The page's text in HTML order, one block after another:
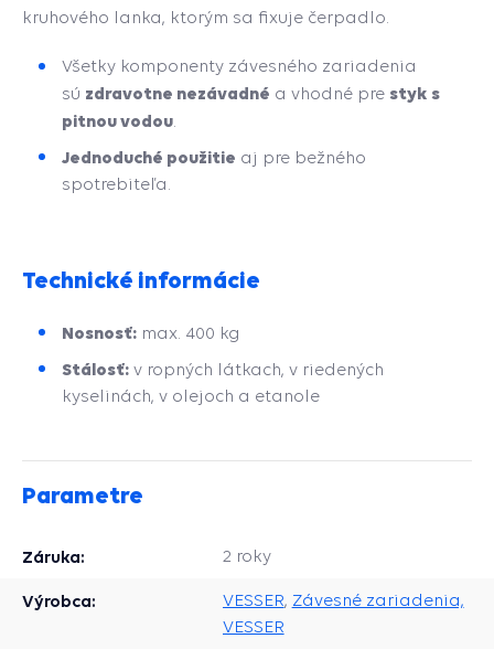
kruhového lanka, ktorým sa fixuje čerpadlo.
Všetky komponenty závesného zariadenia
sú zdravotne nezávadné a vhodné pre styk s
pitnou vodou
Jednoduché použitie aj pre bežného
spotrebiteľa.
Technické informácie
Nosnosť: max. 400 kg
Stálosť: v ropných látkach, v riedených
kyselinách, v olejoch a etanole
Parametre
Záruka: 2 roky
Výrobca: VESSER, Závesné zariadenia,
VESSER